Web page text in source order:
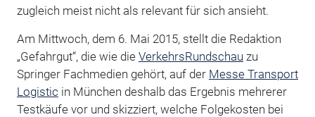
zugleich meist nicht als relevant für sich ansieht.
Am Mittwoch, dem 6. Mai 2015, stellt die Redaktion
„Gefahrgut“, die wie die VerkehrsRundschau zu
Springer Fachmedien gehört, auf der Messe Transport
Logistic in München deshalb das Ergebnis mehrerer
Testkäufe vor und skizziert, welche Folgekosten bei